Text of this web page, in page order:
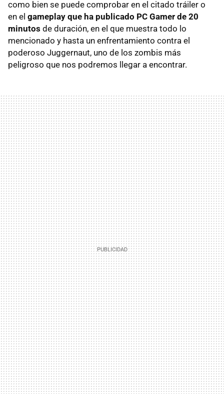
como bien se puede comprobar en el citado tráiler o
en el gameplay que ha publicado PC Gamer de 20
minutos de duración, en el que muestra todo lo
mencionado y hasta un enfrentamiento contra el
poderoso Juggernaut, uno de los zombis más
peligroso que nos podremos llegar a encontrar.